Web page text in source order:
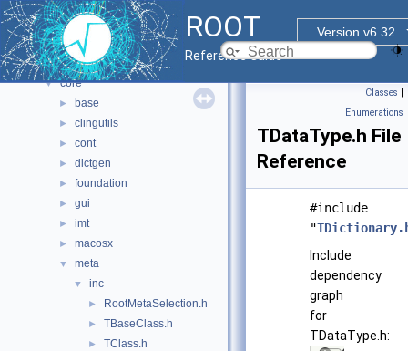
ROOT
Version v6.32
Reference Guide
► All Classes
▼ Files
▼ File List
► bindings
▼ core
► base
► clingutils
► cont
► dictgen
► foundation
► gui
► imt
► macosx
▼ meta
▼ inc
► RootMetaSelection.h
► TBaseClass.h
► TClass.h
Classes |
Enumerations
TDataType.h File
Reference
#include
"
Include
dependency
graph
for
TDataType.h: